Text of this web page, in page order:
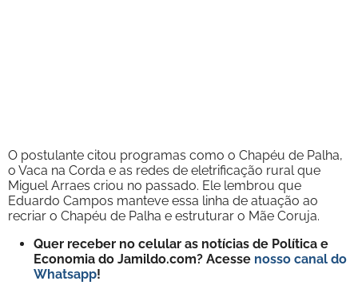
O postulante citou programas como o Chapéu de Palha,
o Vaca na Corda e as redes de eletrificação rural que
Miguel Arraes criou no passado. Ele lembrou que
Eduardo Campos manteve essa linha de atuação ao
recriar o Chapéu de Palha e estruturar o Mãe Coruja.
Quer receber no celular as notícias de Política e
Economia do Jamildo.com? Acesse nosso canal do
Whatsapp!